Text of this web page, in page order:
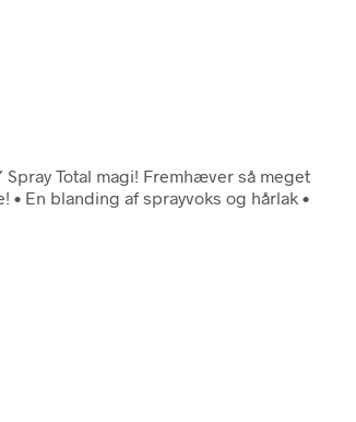
Spray Total magi! Fremhæver så meget
En blanding af sprayvoks og hårlak •